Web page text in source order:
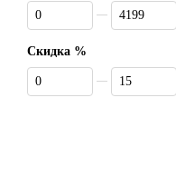
От Цена, грн
До Цена, грн
Скидка %
От Скидка %
До Скидка %